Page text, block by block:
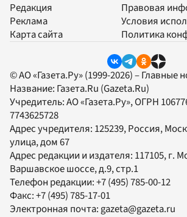
Редакция
Реклама
Карта сайта
Правовая
Условия
Политика
© АО «Газета.Ру» (1999-2026) – Главные
Название: Газета.Ru (Gazeta.Ru)
Учредитель:АО «Газета.Ру», ОГРН
7743625728
Адрес учредителя: 125239, Россия,
улица, дом 67
Адрес редакции и издателя: 117105, г.
Варшавское шоссе, д.9, стр.1
Телефон редакции:+7 (495) 785-00-12
Факс:+7 (495) 785-17-01
Электронная почта: gazeta@gazeta.ru